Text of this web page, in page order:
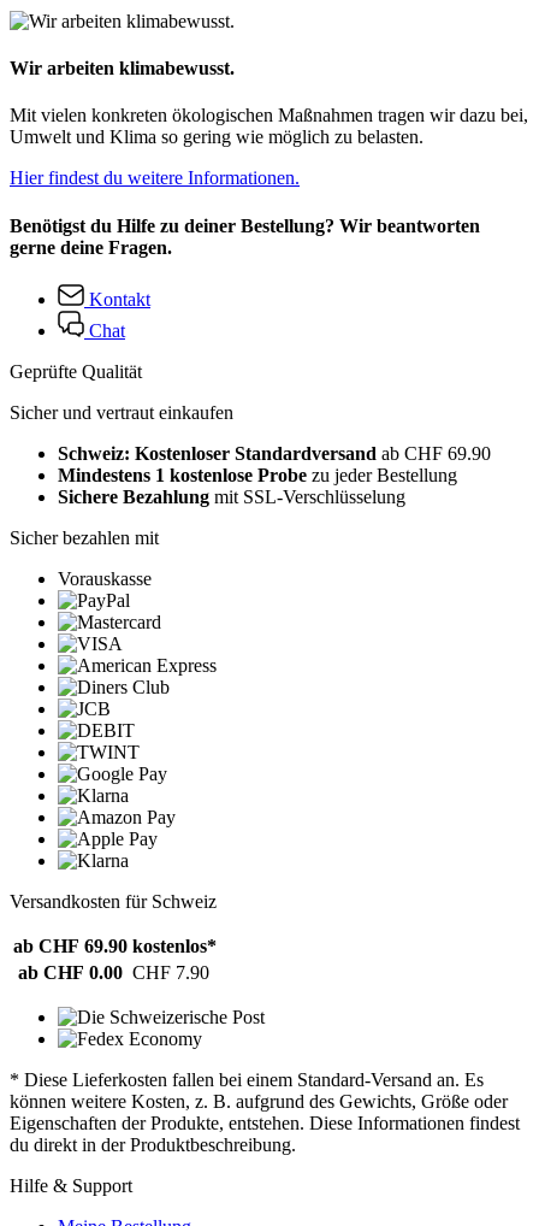
Wir arbeiten klimabewusst.
Mit vielen konkreten ökologischen Maßnahmen tragen wir dazu bei,
Umwelt und Klima so gering wie möglich zu belasten.
Hier findest du weitere Informationen.
Benötigst du Hilfe zu deiner Bestellung? Wir beantworten
gerne deine Fragen.
Kontakt
Chat
Geprüfte Qualität
Sicher und vertraut einkaufen
Schweiz: Kostenloser Standardversand ab CHF 69.90
Mindestens 1 kostenlose Probe zu jeder Bestellung
Sichere Bezahlung mit SSL-Verschlüsselung
Sicher bezahlen mit
Vorauskasse
Versandkosten für Schweiz
ab CHF 69.90 kostenlos*
ab CHF 0.00 CHF 7.90
* Diese Lieferkosten fallen bei einem Standard-Versand an. Es
können weitere Kosten, z. B. aufgrund des Gewichts, Größe oder
Eigenschaften der Produkte, entstehen. Diese Informationen findest
du direkt in der Produktbeschreibung.
Hilfe & Support